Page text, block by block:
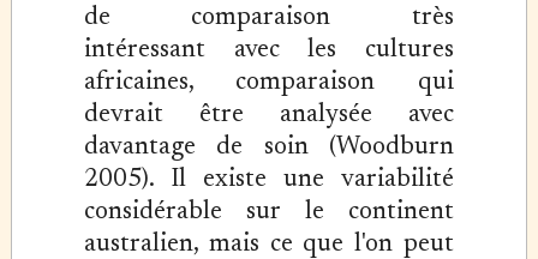
de comparaison très
intéressant avec les cultures
africaines, comparaison qui
devrait être analysée avec
davantage de soin (Woodburn
2005). Il existe une variabilité
considérable sur le continent
australien, mais ce que l'on peut